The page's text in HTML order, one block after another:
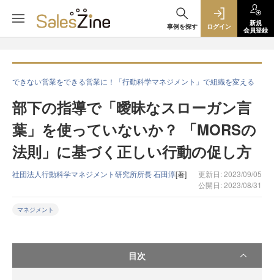
事例を探す ログイン
新規
会員登録
できない営業をできる営業に！「行動科学マネジメント」で組織を変える
部下の指導で「曖昧なスローガン言
葉」を使っていないか？ 「MORSの
法則」に基づく正しい行動の促し方
社団法人行動科学マネジメント研究所所長 石田淳[著]
更新日: 2023/09/05
公開日: 2023/08/31
マネジメント
目次